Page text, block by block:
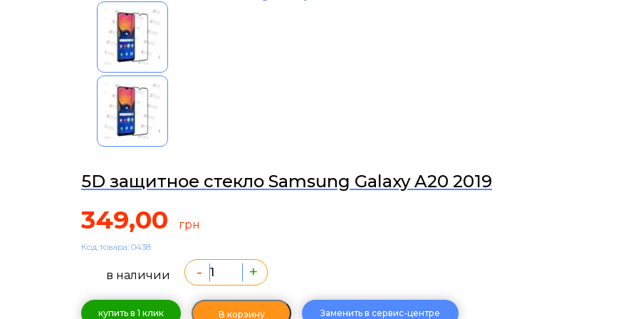
5D защитное стекло Samsung Galaxy A20 2019
349,00 грн
Код товара: 0438
в наличии - +
купить в 1 клик В корзину Заменить в сервис-центре